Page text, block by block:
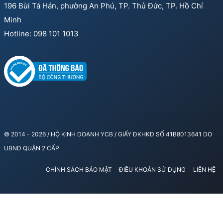
196 Bùi Tá Hán, phường An Phú, TP. Thủ Đức, TP. Hồ Chí
Minh
Hotline: 098 101 1013
© 2014 - 2026 / HỘ KINH DOANH YCB / GIẤY ĐKHKD SỐ 41B8013641 DO
UBND QUẬN 2 CẤP
CHÍNH SÁCH BẢO MẬT ĐIỀU KHOẢN SỬ DỤNG LIÊN HỆ